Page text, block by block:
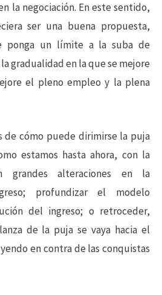
la negociación. En este sentido,
ser una buena propuesta,
ponga un límite a la suba de
gradualidad en la que se mejore
el pleno empleo y la plena
de cómo puede dirimirse la puja
estamos hasta ahora, con la
grandes alteraciones en la
profundizar el modelo
del ingreso; o retroceder,
de la puja se vaya hacia el
en contra de las conquistas